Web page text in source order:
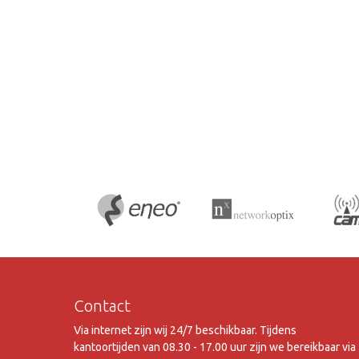
Contact
Via internet zijn wij 24/7 beschikbaar. Tijdens
kantoortijden van 08.30 - 17.00 uur zijn we bereikbaar via